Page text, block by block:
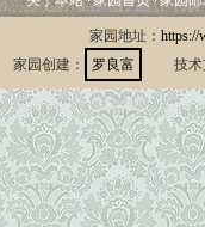
家园地址： https://
家园创建：
罗良富 技术